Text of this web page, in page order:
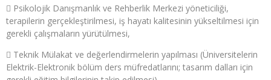
 Psikolojik Danışmanlık ve Rehberlik Merkezi yöneticiliği,
terapilerin gerçekleştirilmesi, iş hayatı kalitesinin yükseltilmesi için
gerekli çalışmaların yürütülmesi,
 Teknik Mülakat ve değerlendirmelerin yapılması (Üniversitelerin
Elektrik-Elektronik bölüm ders müfredatlarını; tasarım dalları için